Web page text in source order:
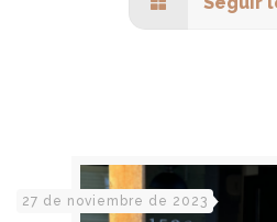
27 de noviembre de 2023